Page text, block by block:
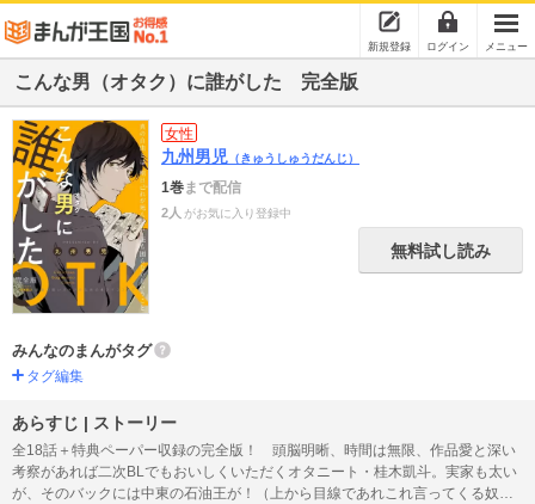
新規登録 ログイン メニュー
こんな男（オタク）に誰がした 完全版
女性
九州男児 （きゅうしゅうだんじ）
1巻まで配信
2人 がお気に入り登録中
無料試し読み
みんなのまんがタグ
タグ編集
あらすじ | ストーリー
全18話＋特典ペーパー収録の完全版！ 頭脳明晰、時間は無限、作品愛と深い
考察があれば二次BLでもおいしくいただくオタニート・桂木凱斗。実家も太い
が、そのバックには中東の石油王が！（上から目線であれこれ言ってくる奴も